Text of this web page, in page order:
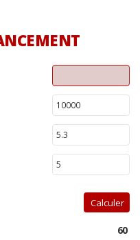
Calculer
60